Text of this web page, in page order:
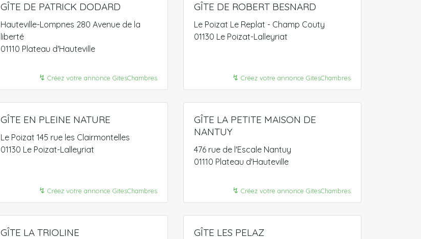
GÎTE DE PATRICK DODARD
Hauteville-Lompnes 280 Avenue de la
liberté
01110 Plateau d'Hauteville
↯ Créez votre annonce GitesChambres
GÎTE DE ROBERT BESNARD
Le Poizat Le Replat - Champ Couty
01130 Le Poizat-Lalleyriat
↯ Créez votre annonce GitesChambres
GÎTE EN PLEINE NATURE
Le Poizat 145 rue les Clairmontelles
01130 Le Poizat-Lalleyriat
↯ Créez votre annonce GitesChambres
GÎTE LA PETITE MAISON DE
NANTUY
476 rue de l'Escale Nantuy
01110 Plateau d'Hauteville
↯ Créez votre annonce GitesChambres
GÎTE LA TRIOLINE GÎTE LES PELAZ